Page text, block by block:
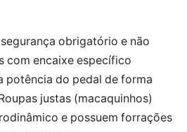
obrigatório e não
com encaixe específico
potência do pedal de forma
justas (macaquinhos)
e possuem forrações